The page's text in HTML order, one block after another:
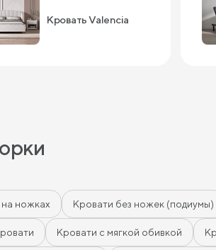
Кровать Valencia
ножках Кровати без ножек (подиумы)
Кровати с мягкой обивкой